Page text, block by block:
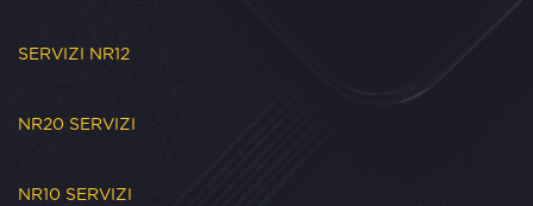
SERVIZI NR12
NR20 SERVIZI
NR10 SERVIZI